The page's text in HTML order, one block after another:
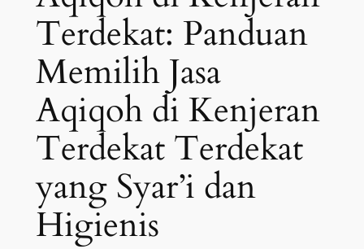
Terdekat: Panduan
Memilih Jasa
Aqiqoh di Kenjeran
Terdekat Terdekat
yang Syar’i dan
Higienis